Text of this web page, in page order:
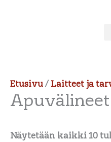
Etusivu/Laitteet ja
Apuvälineet
Näytetään kaikki 10